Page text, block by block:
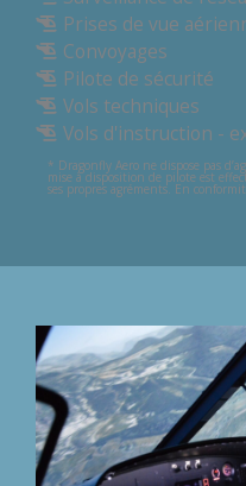
Prises de vue
Convoyages
Pilote de sécurité
Vols techniques
Vols d'instruction -
* Dragonfly Aero ne dispose pas
mise à disposition de pilote est
ses propres agréments. En